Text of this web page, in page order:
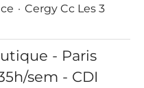
· Cergy Cc Les 3
- Paris
sem - CDI